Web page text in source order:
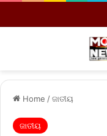
Home /ଜାତୀୟ
ଜାତୀୟ